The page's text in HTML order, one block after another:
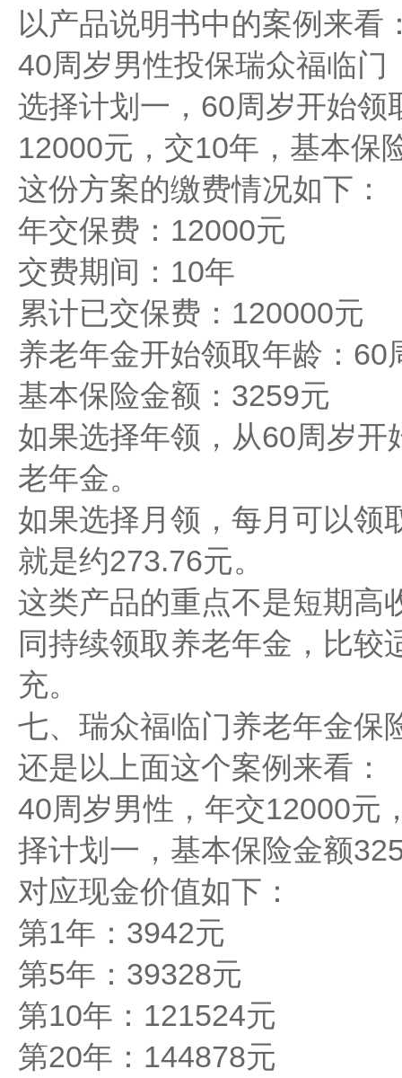
以产品说明书中的案例来看
40周岁男性投保瑞众福临
选择计划一，60周岁开始领
12000元，交10年，基本保
这份方案的缴费情况如下：
年交保费：12000元
交费期间：10年
累计已交保费：120000元
养老年金开始领取年龄：60
基本保险金额：3259元
如果选择年领，从60周岁
老年金。
如果选择月领，每月可以领
就是约273.76元。
这类产品的重点不是短期高
同持续领取养老年金，比较
充。
七、瑞众福临门养老年金保
还是以上面这个案例来看：
40周岁男性，年交12000元
择计划一，基本保险金额
对应现金价值如下：
第1年：3942元
第5年：39328元
第10年：121524元
第20年：144878元